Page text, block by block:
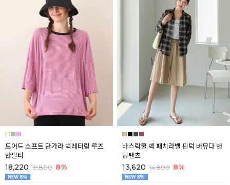
모어드 소프트 단가라 백레터링 루즈
반팔티
18,220 19,800 8%
바스락쿨 백 패치라벨 핀턱 버뮤다 밴
딩팬츠
13,620 14,800 8%